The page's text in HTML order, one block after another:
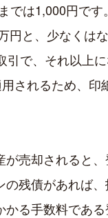
では1,000円で
と、少なくは
で、それ以上
されるため、印
売却されると
残債があれば
る手数料であ